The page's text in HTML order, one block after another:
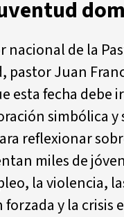
nacional de la
pastor Juan
esta fecha debe
simbólica y
reflexionar
miles de
la violencia,
forzada y la crisis